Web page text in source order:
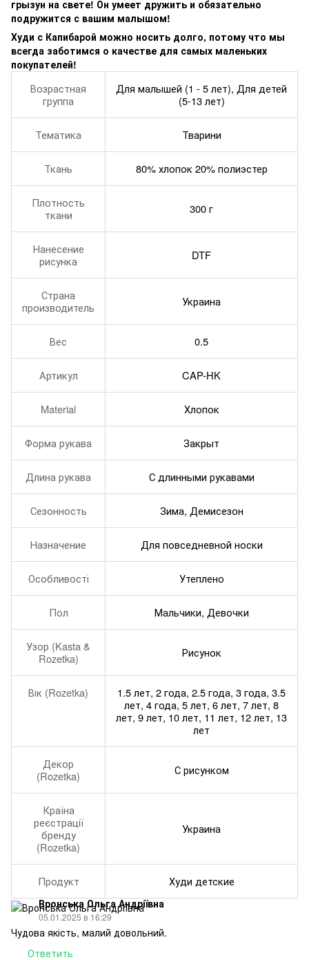
грызун на свете! Он умеет дружить и обязательно
подружится с вашим малышом!
Худи с Капибарой можно носить долго, потому что мы
всегда заботимся о качестве для самых маленьких
покупателей!
Возрастная
группа
Для малышей (1 - 5 лет), Для детей
(5-13 лет)
Тематика Тварини
Ткань 80% хлопок 20% полиэстер
Плотность
ткани
300 г
Нанесение
рисунка
DTF
Страна
производитель
Украина
Вес 0.5
Артикул CAP-HK
Material Хлопок
Форма рукава Закрыт
Длина рукава С длинными рукавами
Сезонность Зима, Демисезон
Назначение Для повседневной носки
Особливості Утеплено
Пол Мальчики, Девочки
Узор (Kasta &
Rozetka)
Рисунок
Вік (Rozetka)
1.5 лет, 2 года, 2.5 года, 3 года, 3.5
лет, 4 года, 5 лет, 6 лет, 7 лет, 8
лет, 9 лет, 10 лет, 11 лет, 12 лет, 13
лет
Декор
(Rozetka)
С рисунком
Країна
реєстрації
бренду
(Rozetka)
Украина
Продукт Худи детские
Вронська Ольга Андріївна
05.01.2025 в 16:29
Чудова якість, малий довольний.
Ответить